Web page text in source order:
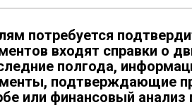
потребуется
входят справки о
полгода,
подтверждающие
или финансовый анализ